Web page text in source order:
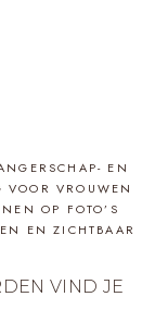
EN
VOOR VROUWEN
OP FOTO’S
EN ZICHTBAAR
VIND JE